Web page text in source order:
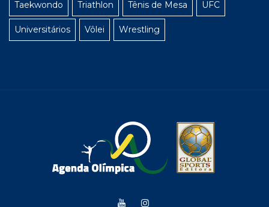
Taekwondo Triathlon Tênis de Mesa UFC
Universitários Vôlei Wrestling